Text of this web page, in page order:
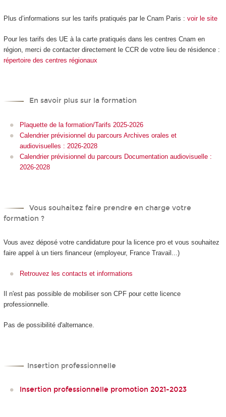
Plus d’informations sur les tarifs pratiqués par le Cnam Paris : voir le site
Pour les tarifs des UE à la cartepratiqués dans les centres Cnam en
région, merci de contacter directement le CCR de votre lieu de résidence :
répertoire des centres régionaux
En savoir plus sur la formation
Plaquette de la formation/Tarifs 2025-2026
Calendrier prévisionnel du parcours Archives orales et
audiovisuelles : 2026-2028
Calendrier prévisionnel du parcours Documentation audiovisuelle :
2026-2028
Vous souhaitez faire prendre en charge votre
formation ?
Vous avez déposé votre candidature pour la licence pro et vous souhaitez
faire appel à un tiers financeur (employeur, France Travail...)
Retrouvez les contacts et informations
Il n'est pas possible de mobiliser son CPFpour cette licence
professionnelle.
Pas de possibilité d'alternance.
Insertion professionnelle
Insertion professionnelle promotion 2021-2023